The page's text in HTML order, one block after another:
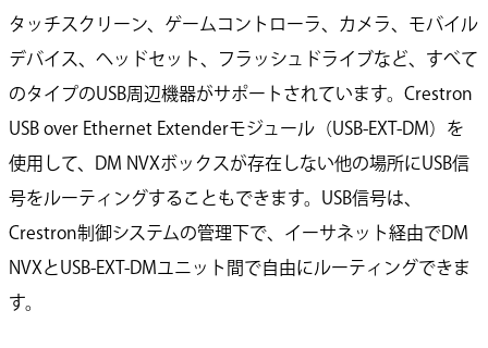
タッチスクリーン、ゲームコントローラ、カメラ、モバイル
デバイス、ヘッドセット、フラッシュドライブなど、すべて
のタイプのUSB周辺機器がサポートされています。Crestron
USB over Ethernet Extenderモジュール（USB-EXT-DM）を
使用して、DM NVXボックスが存在しない他の場所にUSB信
号をルーティングすることもできます。USB信号は、
Crestron制御システムの管理下で、イーサネット経由でDM
NVXとUSB-EXT-DMユニット間で自由にルーティングできま
す。